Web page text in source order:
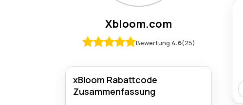
Xbloom.com
Bewertung 4.6(25)
xBloom Rabattcode
Zusammenfassung